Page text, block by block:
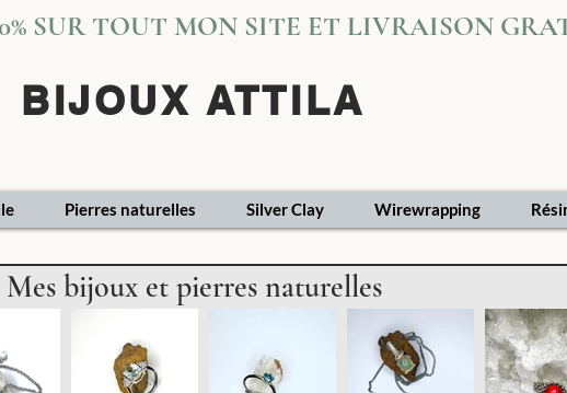
SUR TOUT MON SITE ET LIVRAISON
BIJOUX ATTILA
Pierres naturelles Silver Clay Wirewrapping
Mes bijoux et pierres naturelles